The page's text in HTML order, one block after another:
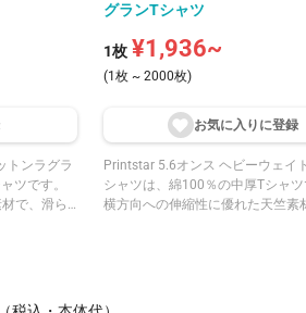
トンラグラ
ツです。
で、滑ら
ザインさ
グランTシャツ
1枚 ¥1,936~
(1枚 ~ 2000枚)
お気に入りに登録
Printstar 5.6オンス ヘビーウェイ
シャツは、綿100％の中厚Tシャツ
横方向への伸縮性に優れた天竺素